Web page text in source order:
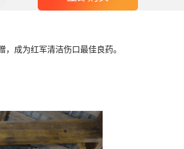
，成为红军清洁伤口最佳良药。